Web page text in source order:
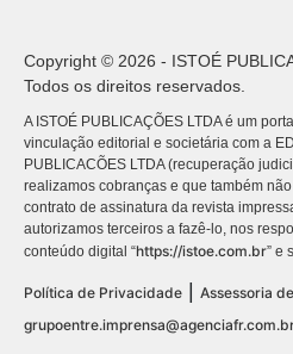
Copyright © 2026 - ISTOÉ
Todos os direitos reservados.
A ISTOÉ PUBLICAÇÕES LTDA é um
vinculação editorial e societária com a
PUBLICACÕES LTDA (recuperação
realizamos cobranças e que também
contrato de assinatura da revista
autorizamos terceiros a fazê-lo, nos
conteúdo digital “https://istoe.com.br” e
Política de Privacidade
Assessoria